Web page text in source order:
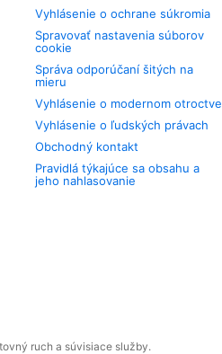
Vyhlásenie o ochrane súkromia
Spravovať nastavenia súborov
cookie
Správa odporúčaní šitých na
mieru
Vyhlásenie o modernom otroctve
Vyhlásenie o ľudských právach
Obchodný kontakt
Pravidlá týkajúce sa obsahu a
jeho nahlasovanie
ruch a súvisiace služby.